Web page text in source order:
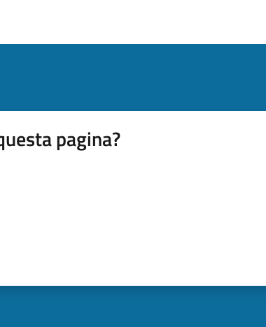
pagina?